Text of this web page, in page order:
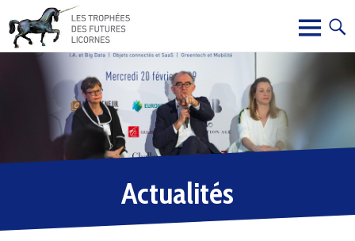
Actualités